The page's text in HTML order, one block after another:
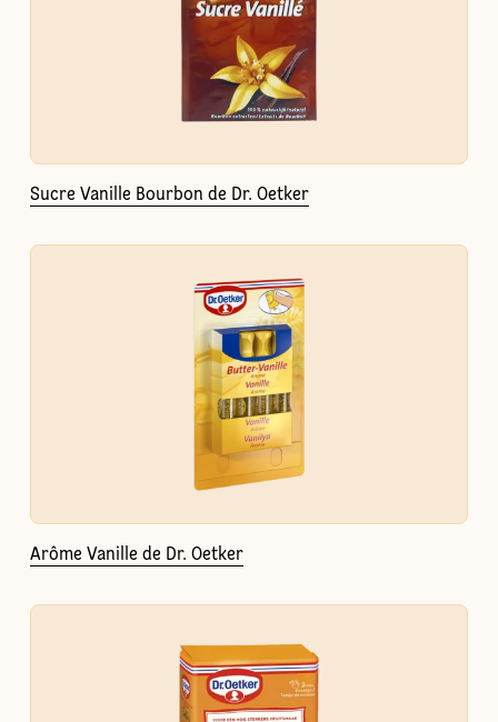
Sucre Vanille Bourbon de Dr. Oetker
Arôme Vanille de Dr. Oetker